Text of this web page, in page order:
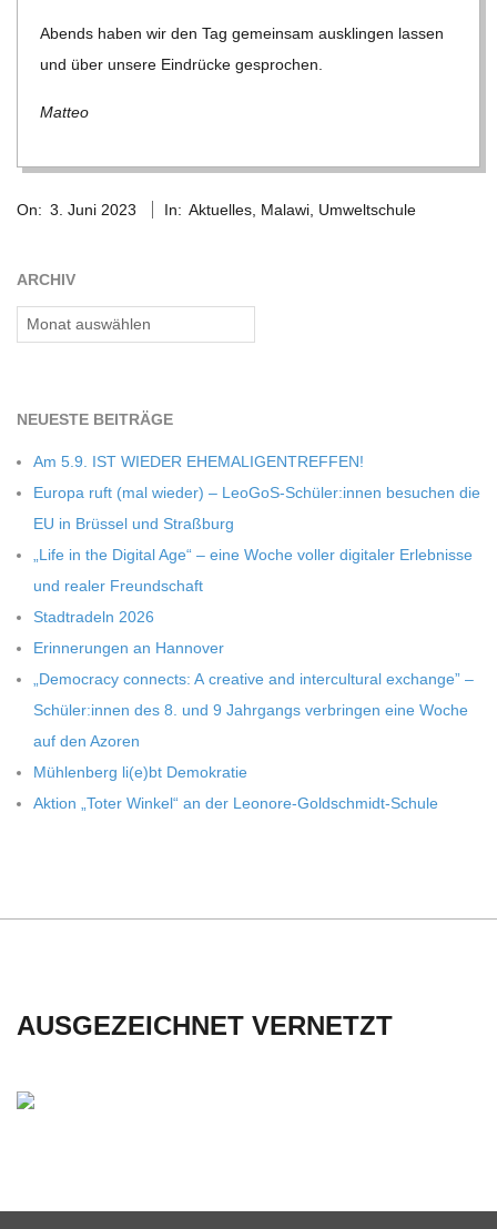
D
T
-
S
C
H
L
E
Abends haben wir den Tag gemein­sam aus­klin­gen las­sen
und über unsere Ein­drü­cke gesprochen.
Matteo
06-
On: 3. Juni 2023 In: Aktuelles Malawi Umweltschule
ARCHIV
Archiv
NEU­ESTE BEITRÄGE
Am 5.9. IST WIEDER EHEMALIGENTREFFEN!
Europa ruft (mal wie­der) – LeoGoS-Schüler:innen besu­chen die
EU in Brüs­sel und Straßburg
„Life in the Digi­tal Age“ – eine Woche vol­ler digi­ta­ler Erleb­nisse
und rea­ler Freundschaft
Stadt­ra­deln 2026
Erin­ne­run­gen an Hannover
„Demo­cracy con­nects: A crea­tive and inter­cul­tu­ral exch­ange” –
Schüler:innen des 8. und 9 Jahr­gangs ver­brin­gen eine Woche
auf den Azoren
Müh­len­berg li(e)bt Demokratie
Aktion „Toter Win­kel“ an der Leonore-Goldschmidt-Schule
AUSGEZEICHNET VERNETZT